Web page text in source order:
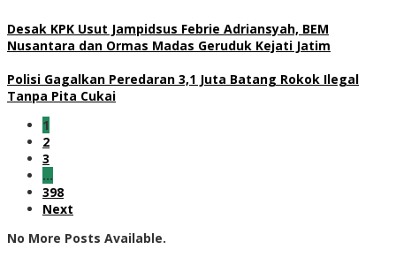
Desak KPK Usut Jampidsus Febrie Adriansyah, BEM
Nusantara dan Ormas Madas Geruduk Kejati Jatim
Polisi Gagalkan Peredaran 3,1 Juta Batang Rokok Ilegal
Tanpa Pita Cukai
1
2
3
…
398
Next
No More Posts Available.